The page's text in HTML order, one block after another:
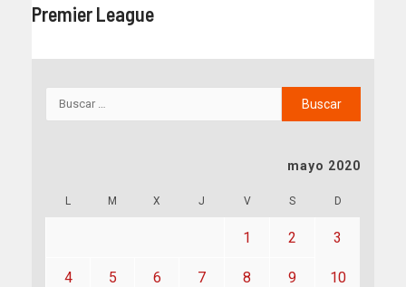
Premier League
mayo 2020
L M X J V S D
1 2 3
4 5 6 7 8 9 10